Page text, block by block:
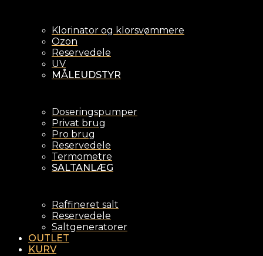
Klorinator og klorsvømmere
Ozon
Reservedele
UV
MÅLEUDSTYR
Doseringspumper
Privat brug
Pro brug
Reservedele
Termometre
SALTANLÆG
Raffineret salt
Reservedele
Saltgeneratorer
OUTLET
KURV